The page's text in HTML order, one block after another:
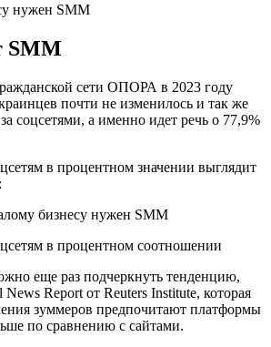
нужен SMM
SMM
сети ОПОРА в 2023 году
почти не изменилось и так же
соцсетями, а именно идет речь о 77,9%
в процентном значении выглядит
в процентном соотношении
еще раз подчеркнуть тенденцию,
Report от Reuters Institute, которая
зуммеров предпочитают платформы
по сравнению с сайтами.